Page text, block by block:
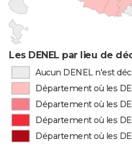
Les DENEL par lieu de
Aucun DENEL n'est
Département où les
Département où les
Département où les
Département où les